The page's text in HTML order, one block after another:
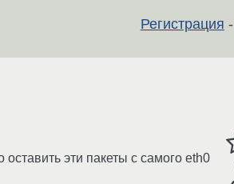
Регистрация -
эти пакеты с самого eth0